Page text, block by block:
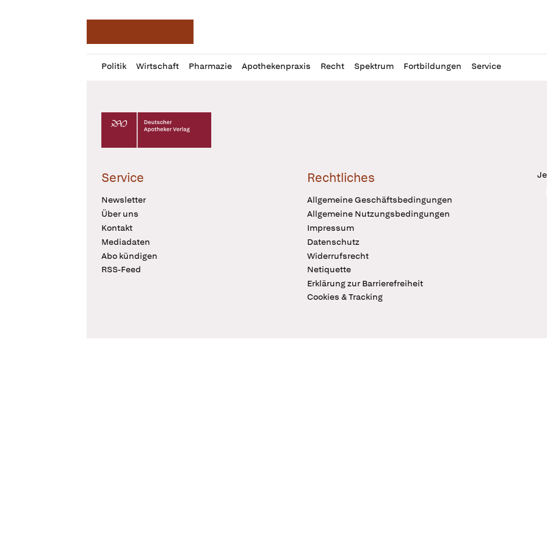
Politik Wirtschaft Pharmazie Apothekenpraxis Recht Spektrum Fortbildungen Service
Profil
öffnen
Daz
Pur
Deutscher Apotheker Verlag Logo
Service
Newsletter
Über uns
Kontakt
Mediadaten
Abo kündigen
RSS-Feed
Rechtliches
Allgemeine Geschäftsbedingungen
Allgemeine Nutzungsbedingungen
Impressum
Datenschutz
Widerrufsrecht
Netiquette
Erklärung zur Barrierefreiheit
Cookies & Tracking